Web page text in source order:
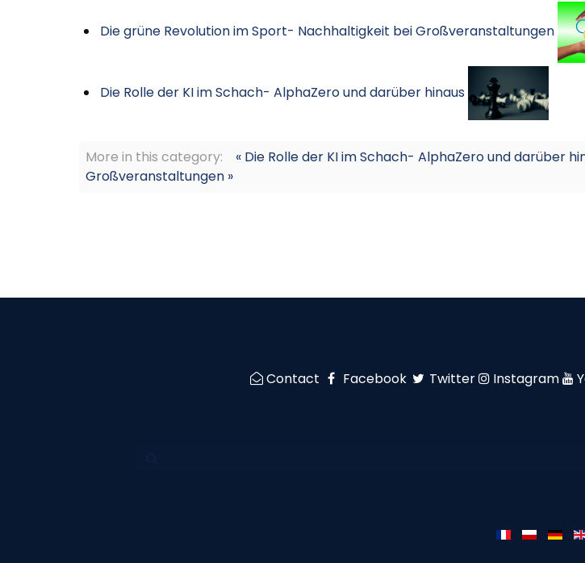
Die grüne Revolution im Sport- Nachhaltigkeit bei Großveranstaltungen
Die Rolle der KI im Schach- AlphaZero und darüber hinaus
More in this category: « Die Rolle der KI im Schach- AlphaZero und darüber
Großveranstaltungen »
Contact Facebook Twitter Instagram